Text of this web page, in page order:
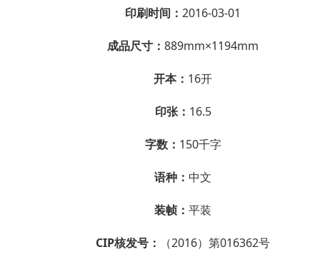
印刷时间： 2016-03-01
成品尺寸： 889mm×1194mm
开本： 16开
印张： 16.5
字数： 150千字
语种： 中文
装帧： 平装
CIP核发号： （2016）第016362号